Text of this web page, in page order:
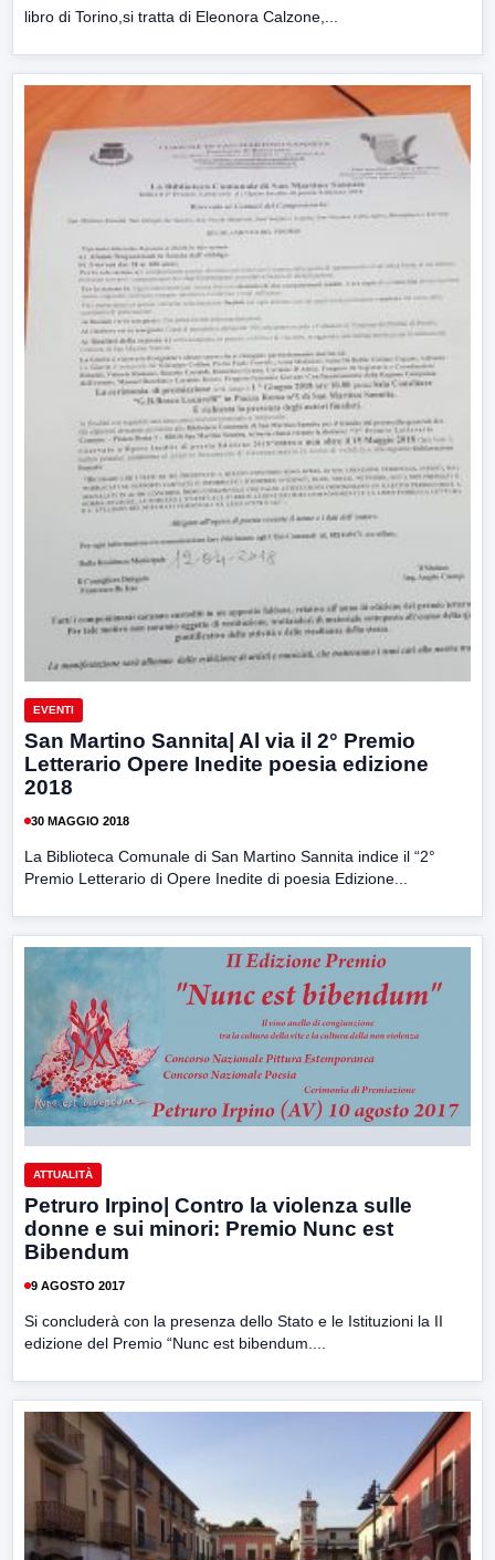
libro di Torino,si tratta di Eleonora Calzone,...
EVENTI
San Martino Sannita| Al via il 2° Premio
Letterario Opere Inedite poesia edizione
2018
30 MAGGIO 2018
La Biblioteca Comunale di San Martino Sannita indice il “2°
Premio Letterario di Opere Inedite di poesia Edizione...
ATTUALITÀ
Petruro Irpino| Contro la violenza sulle
donne e sui minori: Premio Nunc est
Bibendum
9 AGOSTO 2017
Si concluderà con la presenza dello Stato e le Istituzioni la II
edizione del Premio “Nunc est bibendum....